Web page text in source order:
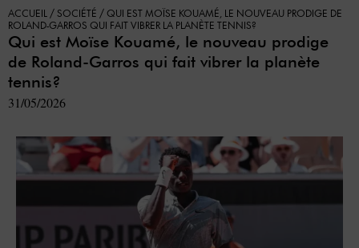
ACCUEIL / SOCIÉTÉ / QUI EST MOÏSE KOUAMÉ, LE NOUVEAU PRODIGE DE
ROLAND-GARROS QUI FAIT VIBRER LA PLANÈTE TENNIS?
Qui est Moïse Kouamé, le nouveau prodige
de Roland-Garros qui fait vibrer la planète
tennis?
31/05/2026